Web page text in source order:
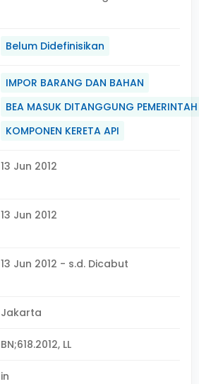
Belum Didefinisikan
IMPOR BARANG DAN BAHAN
BEA MASUK DITANGGUNG PEMERINTAH
KOMPONEN KERETA API
13 Jun 2012
13 Jun 2012
13 Jun 2012 - s.d. Dicabut
Jakarta
BN;618.2012, LL
in